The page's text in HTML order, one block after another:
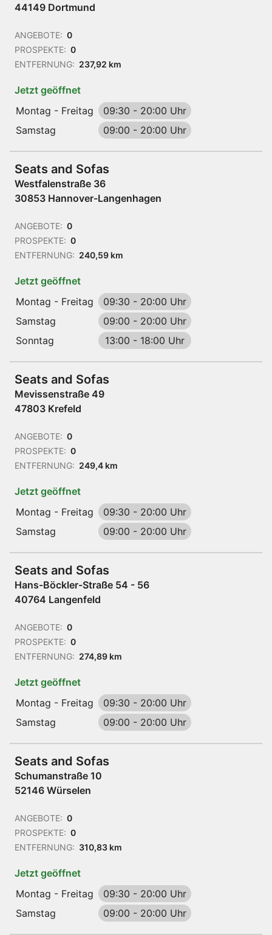
44149 Dortmund
ANGEBOTE: 0
PROSPEKTE: 0
ENTFERNUNG: 237,92 km
Jetzt geöffnet
Montag - Freitag
09:30 - 20:00 Uhr
Samstag
09:00 - 20:00 Uhr
Seats and Sofas
Westfalenstraße 36
30853 Hannover-Langenhagen
ANGEBOTE: 0
PROSPEKTE: 0
ENTFERNUNG: 240,59 km
Jetzt geöffnet
Montag - Freitag
09:30 - 20:00 Uhr
Samstag
09:00 - 20:00 Uhr
Sonntag
13:00 - 18:00 Uhr
Seats and Sofas
Mevissenstraße 49
47803 Krefeld
ANGEBOTE: 0
PROSPEKTE: 0
ENTFERNUNG: 249,4 km
Jetzt geöffnet
Montag - Freitag
09:30 - 20:00 Uhr
Samstag
09:00 - 20:00 Uhr
Seats and Sofas
Hans-Böckler-Straße 54 - 56
40764 Langenfeld
ANGEBOTE: 0
PROSPEKTE: 0
ENTFERNUNG: 274,89 km
Jetzt geöffnet
Montag - Freitag
09:30 - 20:00 Uhr
Samstag
09:00 - 20:00 Uhr
Seats and Sofas
Schumanstraße 10
52146 Würselen
ANGEBOTE: 0
PROSPEKTE: 0
ENTFERNUNG: 310,83 km
Jetzt geöffnet
Montag - Freitag
09:30 - 20:00 Uhr
Samstag
09:00 - 20:00 Uhr